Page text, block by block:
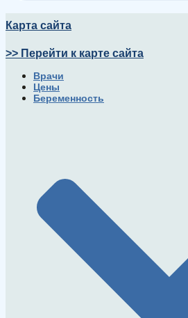
Карта сайта
>> Перейти к карте сайта
Врачи
Цены
Беременность